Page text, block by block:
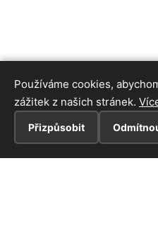
Používáme cookies,
zážitek z našich stránek.
Přizpůsobit